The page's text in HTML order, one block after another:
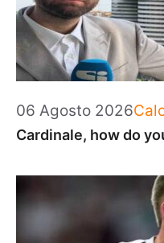
06 Agosto 2026
Cardinale, how do